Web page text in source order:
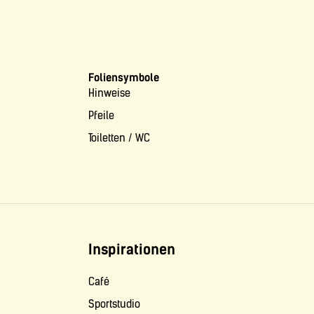
Foliensymbole
Hinweise
Pfeile
Toiletten / WC
Inspirationen
Café
Sportstudio